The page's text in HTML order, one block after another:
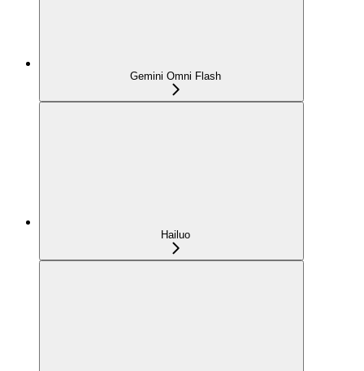
Gemini Omni Flash
Hailuo